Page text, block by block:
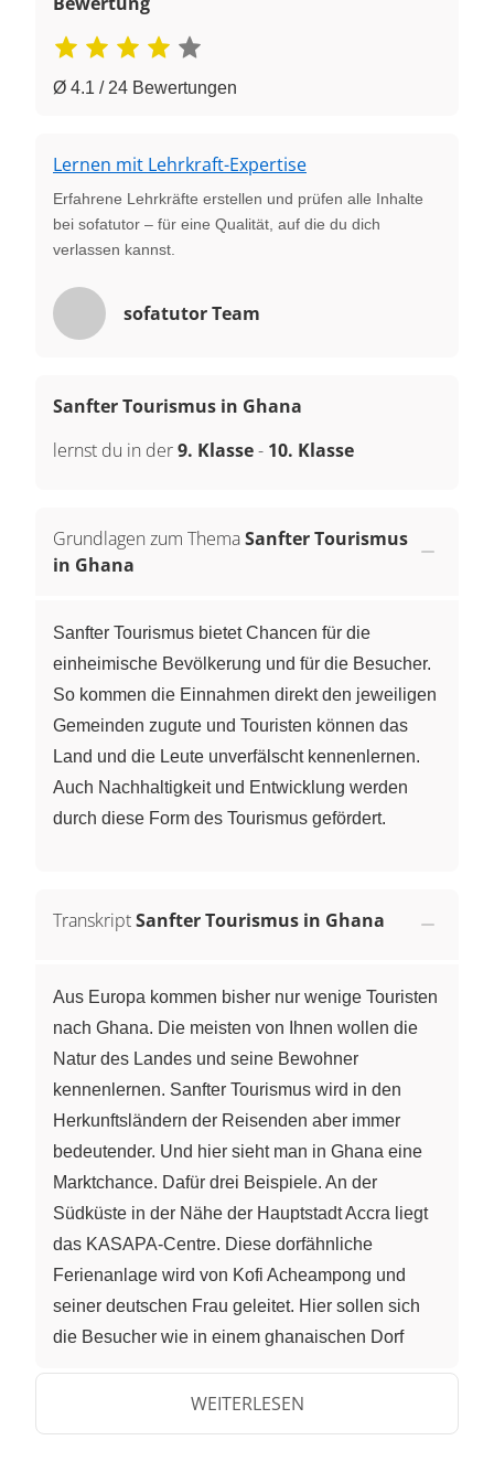
Ø 4.1 / 24 Bewertungen
Lernen mit Lehrkraft-Expertise
Erfahrene Lehrkräfte erstellen und prüfen alle Inhalte
bei sofatutor – für eine Qualität, auf die du dich
verlassen kannst.
sofatutor Team
Sanfter Tourismus in Ghana
lernst du in der9. Klasse- 10. Klasse
Grundlagen zum ThemaSanfter Tourismus
in Ghana
Sanfter Tourismus bietet Chancen für die
einheimische Bevölkerung und für die Besucher.
So kommen die Einnahmen direkt den jeweiligen
Gemeinden zugute und Touristen können das
Land und die Leute unverfälscht kennenlernen.
Auch Nachhaltigkeit und Entwicklung werden
durch diese Form des Tourismus gefördert.
TranskriptSanfter Tourismus in Ghana
Aus Europa kommen bisher nur wenige Touristen
nach Ghana. Die meisten von Ihnen wollen die
Natur des Landes und seine Bewohner
kennenlernen. Sanfter Tourismus wird in den
Herkunftsländern der Reisenden aber immer
bedeutender. Und hier sieht man in Ghana eine
Marktchance. Dafür drei Beispiele. An der
Südküste in der Nähe der Hauptstadt Accra liegt
das KASAPA-Centre. Diese dorfähnliche
Ferienanlage wird von Kofi Acheampong und
seiner deutschen Frau geleitet. Hier sollen sich
die Besucher wie in einem ghanaischen Dorf
Gästebungalows. Jeder mit zwei Räumen. Die
Lampen auf dem Nachttisch funktionieren mit
WEITERLESEN